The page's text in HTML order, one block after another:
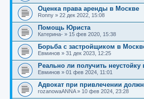
Оценка права аренды в Москве
Ronny » 22 дек 2022, 15:08
Помощь Юриста
Катерина- » 15 фев 2020, 15:38
Борьба с застройщиком в
Евминов » 31 дек 2023, 12:25
Реально ли получить неустойку
Евминов » 01 фев 2024, 11:01
Адвокат при привлечении
rozanowaANNA» 10 фев 2024, 23:28